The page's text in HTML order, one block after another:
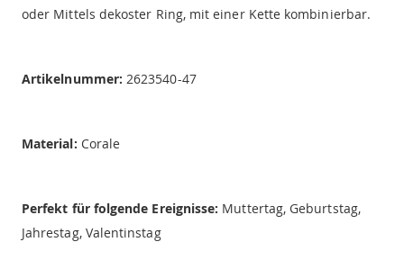
oder Mittels dekoster Ring, mit einer Kette kombinierbar.
Artikelnummer: 2623540-47
Material: Corale
Perfekt für folgende Ereignisse: Muttertag, Geburtstag,
Jahrestag, Valentinstag